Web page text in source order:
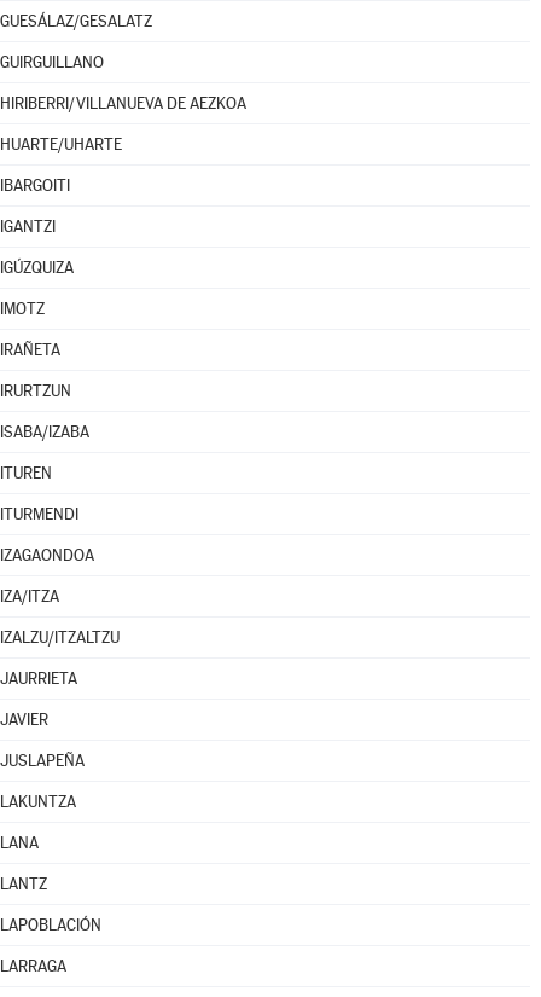
GUESÁLAZ/GESALATZ
GUIRGUILLANO
HIRIBERRI/VILLANUEVA DE AEZKOA
HUARTE/UHARTE
IBARGOITI
IGANTZI
IGÚZQUIZA
IMOTZ
IRAÑETA
IRURTZUN
ISABA/IZABA
ITUREN
ITURMENDI
IZAGAONDOA
IZA/ITZA
IZALZU/ITZALTZU
JAURRIETA
JAVIER
JUSLAPEÑA
LAKUNTZA
LANA
LANTZ
LAPOBLACIÓN
LARRAGA